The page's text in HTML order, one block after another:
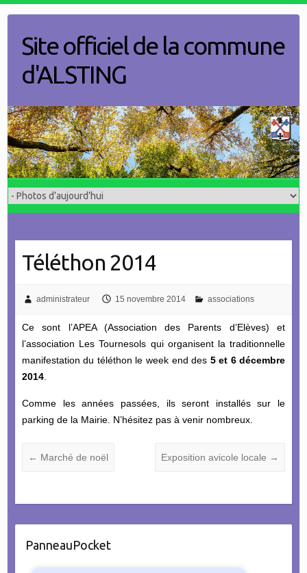
contentSite officiel de la commune
d'ALSTING
Téléthon 2014
administrateur 15 novembre 2014 associations
Ce sont l’APEA (Association des Parents d’Elèves) et
l’association Les Tournesols qui organisent la traditionnelle
manifestation du téléthon le week end des 5 et 6 décembre
2014.
Comme les années passées, ils seront installés sur le
parking de la Mairie. N’hésitez pas à venir nombreux.
← Marché de noël Exposition avicole locale →
PanneauPocket